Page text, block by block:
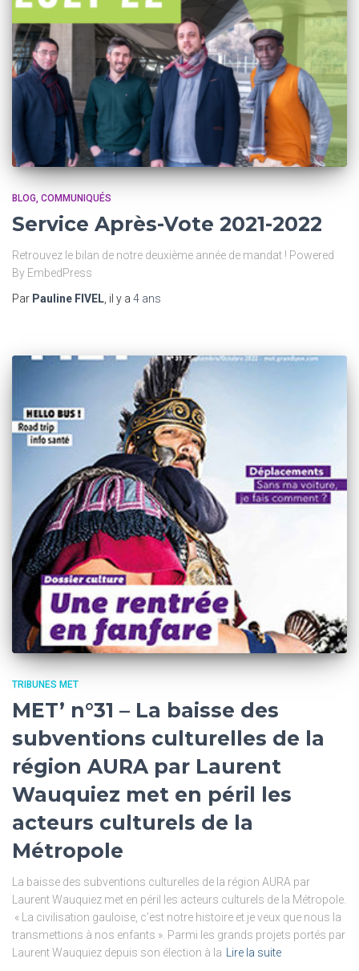
BLOG COMMUNIQUÉS
Service Après-Vote 2021-2022
Retrouvez le bilan de notre deuxième année de mandat ! Powered
By EmbedPress
Par Pauline FIVEL , il y a 4 ans
TRIBUNES MET
MET’ n°31 – La baisse des
subventions culturelles de la
région AURA par Laurent
Wauquiez met en péril les
acteurs culturels de la
Métropole
La baisse des subventions culturelles de la région AURA par
Laurent Wauquiez met en péril les acteurs culturels de la Métropole.
« La civilisation gauloise, c’est notre histoire et je veux que nous la
transmettions à nos enfants ». Parmi les grands projets portés par
Laurent Wauquiez depuis son élection à la
Lire la suite